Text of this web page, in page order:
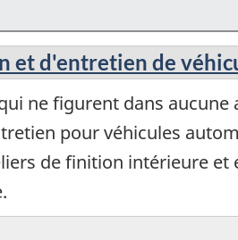
et d'entretien de
ne figurent dans
pour véhicules
de finition intérieure